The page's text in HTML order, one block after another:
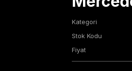
Kategori
Stok Kodu
Fiyat